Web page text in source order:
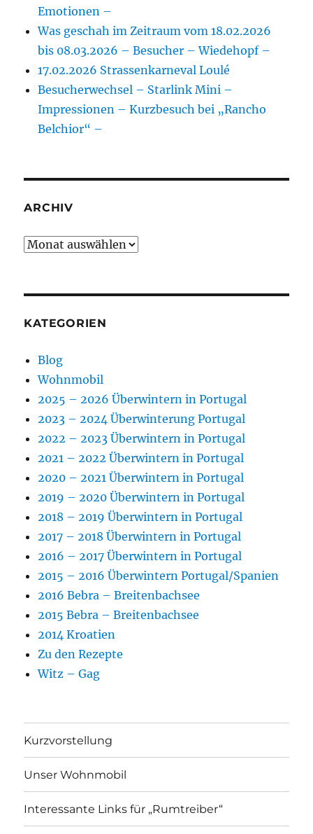
Emotionen –
Was geschah im Zeitraum vom 18.02.2026
bis 08.03.2026 – Besucher – Wiedehopf –
17.02.2026 Strassenkarneval Loulé
Besucherwechsel – Starlink Mini –
Impressionen – Kurzbesuch bei „Rancho
Belchior“ –
ARCHIV
Archiv
KATEGORIEN
Blog
Wohnmobil
2025 – 2026 Überwintern in Portugal
2023 – 2024 Überwinterung Portugal
2022 – 2023 Überwintern in Portugal
2021 – 2022 Überwintern in Portugal
2020 – 2021 Überwintern in Portugal
2019 – 2020 Überwintern in Portugal
2018 – 2019 Überwintern in Portugal
2017 – 2018 Überwintern in Portugal
2016 – 2017 Überwintern in Portugal
2015 – 2016 Überwintern Portugal/Spanien
2016 Bebra – Breitenbachsee
2015 Bebra – Breitenbachsee
2014 Kroatien
Zu den Rezepte
Witz – Gag
Kurzvorstellung
Unser Wohnmobil
Interessante Links für „Rumtreiber“